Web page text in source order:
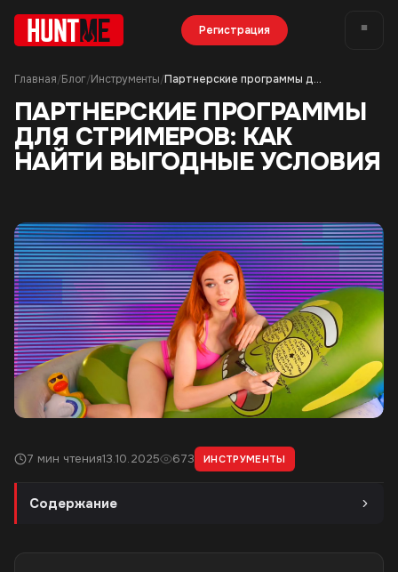
Регистрация
Главная/Блог/Инструменты/ Партнерские программы для стримеров: как найти выгодные условия
ПАРТНЕРСКИЕ ПРОГРАММЫ
ДЛЯ СТРИМЕРОВ: КАК
НАЙТИ ВЫГОДНЫЕ УСЛОВИЯ
7 мин чтения13.10.2025 673 ИНСТРУМЕНТЫ
Содержание